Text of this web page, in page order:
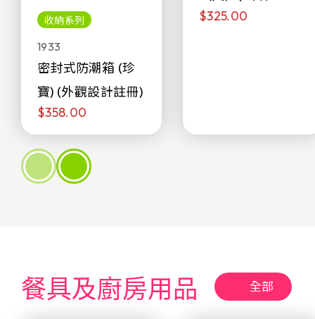
收納系列
1933
密封式防潮箱 (珍
寶) (外觀設計註冊)
$358.00
侖)
$325.00
餐具及廚房用品 全部